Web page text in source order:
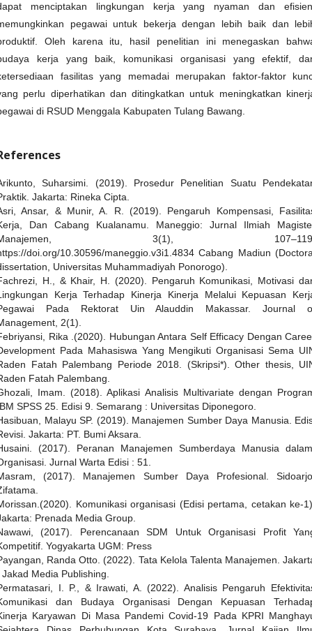
menciptakan lingkungan kerja yang nyaman dan
pegawai untuk bekerja dengan lebih baik dan
Oleh karena itu, hasil penelitian ini menegaskan
kerja yang baik, komunikasi organisasi yang efektif,
fasilitas yang memadai merupakan faktor-faktor
perlu diperhatikan dan ditingkatkan untuk meningkatkan
di RSUD Menggala Kabupaten Tulang Bawang.
Suharsimi. (2019). Prosedur Penelitian Suatu
Jakarta: Rineka Cipta.
Ansar, & Munir, A. R. (2019). Pengaruh Kompensasi,
Dan Cabang Kualanamu. Maneggio: Jurnal Ilmiah
3(1),
doi.org/10.30596/maneggio.v3i1.4834 Cabang Madiun
Universitas Muhammadiyah Ponorogo).
H., & Khair, H. (2020). Pengaruh Komunikasi, Motivasi
Kerja Terhadap Kinerja Kinerja Melalui Kepuasan
Pada Rektorat Uin Alauddin Makassar. Journal
2(1).
Rika .(2020). Hubungan Antara Self Efficacy Dengan
Pada Mahasiswa Yang Mengikuti Organisasi Sema
Fatah Palembang Periode 2018. (Skripsi*). Other thesis,
Fatah Palembang.
Imam. (2018). Aplikasi Analisis Multivariate dengan
SPSS 25. Edisi 9. Semarang : Universitas Diponegoro.
Malayu SP. (2019). Manajemen Sumber Daya Manusia.
Jakarta: PT. Bumi Aksara.
(2017). Peranan Manajemen Sumberdaya Manusia
Jurnal Warta Edisi : 51.
(2017). Manajemen Sumber Daya Profesional.
Komunikasi organisasi (Edisi pertama, cetakan ke-
Prenada Media Group.
(2017). Perencanaan SDM Untuk Organisasi Profit
Yogyakarta UGM: Press
Randa Otto. (2022). Tata Kelola Talenta Manajemen.
Jakad Media Publishing.
I. P., & Irawati, A. (2022). Analisis Pengaruh
dan Budaya Organisasi Dengan Kepuasan
Karyawan Di Masa Pandemi Covid-19 Pada KPRI